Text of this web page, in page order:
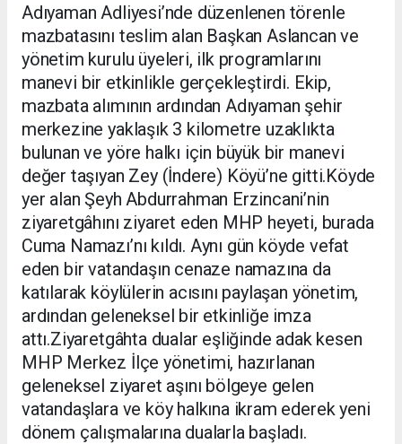
Adıyaman Adliyesi’nde düzenlenen törenle
mazbatasını teslim alan Başkan Aslancan ve
yönetim kurulu üyeleri, ilk programlarını
manevi bir etkinlikle gerçekleştirdi. Ekip,
mazbata alımının ardından Adıyaman şehir
merkezine yaklaşık 3 kilometre uzaklıkta
bulunan ve yöre halkı için büyük bir manevi
değer taşıyan Zey (İndere) Köyü’ne gitti.Köyde
yer alan Şeyh Abdurrahman Erzincani’nin
ziyaretgâhını ziyaret eden MHP heyeti, burada
Cuma Namazı’nı kıldı. Aynı gün köyde vefat
eden bir vatandaşın cenaze namazına da
katılarak köylülerin acısını paylaşan yönetim,
ardından geleneksel bir etkinliğe imza
attı.Ziyaretgâhta dualar eşliğinde adak kesen
MHP Merkez İlçe yönetimi, hazırlanan
geleneksel ziyaret aşını bölgeye gelen
vatandaşlara ve köy halkına ikram ederek yeni
dönem çalışmalarına dualarla başladı.